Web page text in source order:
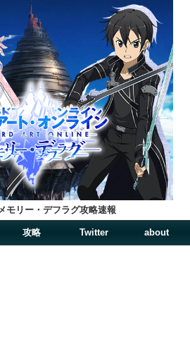
リー・デフラグ攻略速報
攻略 Twitter about